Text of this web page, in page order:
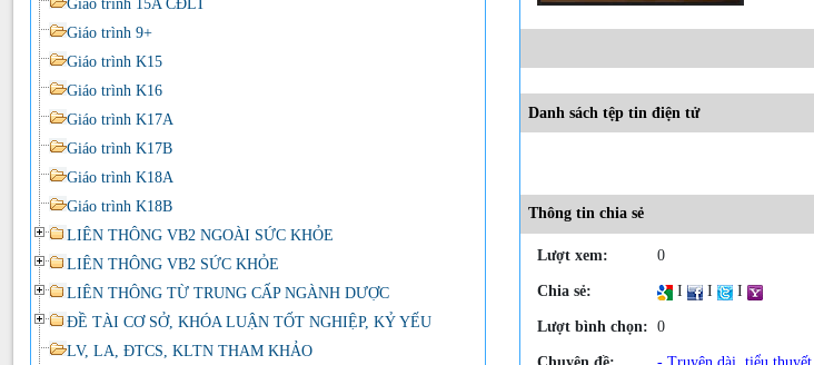
Danh sách tệp tin điện tử
Thông tin chia sẻ
Lượt xem: 0
Chia sẻ: I I I
Lượt bình chọn: 0
Giáo trình 15A CĐLT
Giáo trình 9+
Giáo trình K15
Giáo trình K16
Giáo trình K17A
Giáo trình K17B
Giáo trình K18A
Giáo trình K18B
LIÊN THÔNG VB2 NGOÀI SỨC KHỎE
LIÊN THÔNG VB2 SỨC KHỎE
LIÊN THÔNG TỪ TRUNG CẤP NGÀNH DƯỢC
ĐỀ TÀI CƠ SỞ, KHÓA LUẬN TỐT NGHIỆP, KỶ YẾU
LV, LA, ĐTCS, KLTN THAM KHẢO